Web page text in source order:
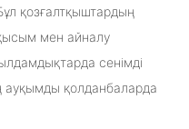
қозғалтқыштардың
мен айналу
сенімді
ауқымды қолданбаларда